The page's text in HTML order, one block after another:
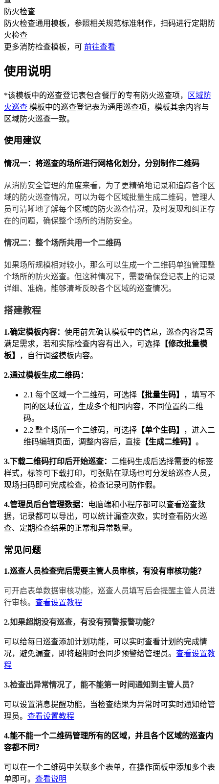
防火检查
防火检查通用模板，参照相关规范标准制作，扫码进行定期防
火检查
更多消防检查模板，可 前往查看
使用说明
*该模板中的巡查登记表包含餐厅的专有防火巡查项，
区域防
火巡查 模板中的巡查登记表为通用巡查项，模板其余内容与
区域防火巡查一致。
使用建议
情况一：将巡查的场所进行网格化划分，分别制作二维码
从消防安全管理的角度来看，为了更精确地记录和追踪各个区
域的防火巡查情况，可以为每个区域批量生成二维码，管理人
员可清晰地了解每个区域的防火巡查情况，及时发现和纠正存
在的问题，确保整个场所的消防安全。
情况二：整个场所共用一个二维码
如果场所规模相对较小，那么可以生成一个二维码单独管理整
个场所的防火巡查。但这种情况下，需要确保登记表上的记录
详细、准确，能够清晰反映各个区域的巡查情况。
搭建教程
1.确定模板内容： 使用前先确认模板中的信息，巡查内容是否
满足需求，若和实际检查内容有出入，可选择 【修改批量模
板】
，自行调整模板内容。
2.通过模板生成二维码：
2.1 每个区域一个二维码，可选择 【批量生码】
，填写不
同的区域位置，生成多个相同内容，不同位置的二维
码。
2.2 整个场所一个二维码，可选择 【单个生码】
，进入二
维码编辑页面，调整内容后，直接 【生成二维码】 。
3.下载二维码打印后开始巡查： 二维码生成后选择需要的标签
样式，标签可下载打印，可张贴在现场也可分发给巡查人员，
现场扫码即可完成检查，检查记录可防作假。
4.管理员后台管理数据：
电脑端和小程序都可以查看巡查数
据，记录都可以导出，可以统计漏查次数，实时查看防火巡
查、定期检查结果的正常和异常数量。
常见问题
1.巡查人员检查完后需要主管人员审核，有没有审核功能？
可开启表单数据审核功能，巡查人员填写后会提醒主管人员进
行审核。 查看设置教程
2.如果超期没有巡查，有没有预警报警功能？
可以给每日巡查添加计划功能，可以实时查看计划的完成情
况，避免漏查，即将超期时会同步预警给管理员。 查看设置教
程
3.检查出异常情况了，能不能第一时间通知到主管人员？
可以设置消息提醒功能，当检查结果为异常时可实时通知给管
理员。 查看设置教程
4.能不能一个二维码管理所有的区域，并且各个区域的巡查内
容都不同？
可以在一个二维码中关联多个表单，在操作面板中添加多个表
单即可。 查看说明